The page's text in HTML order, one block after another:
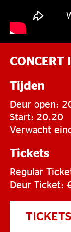
CONCERT
Tijden
Deur open:
Start: 20.20
Verwacht
Tickets
Regular
Deur Ticket:
TICKETS